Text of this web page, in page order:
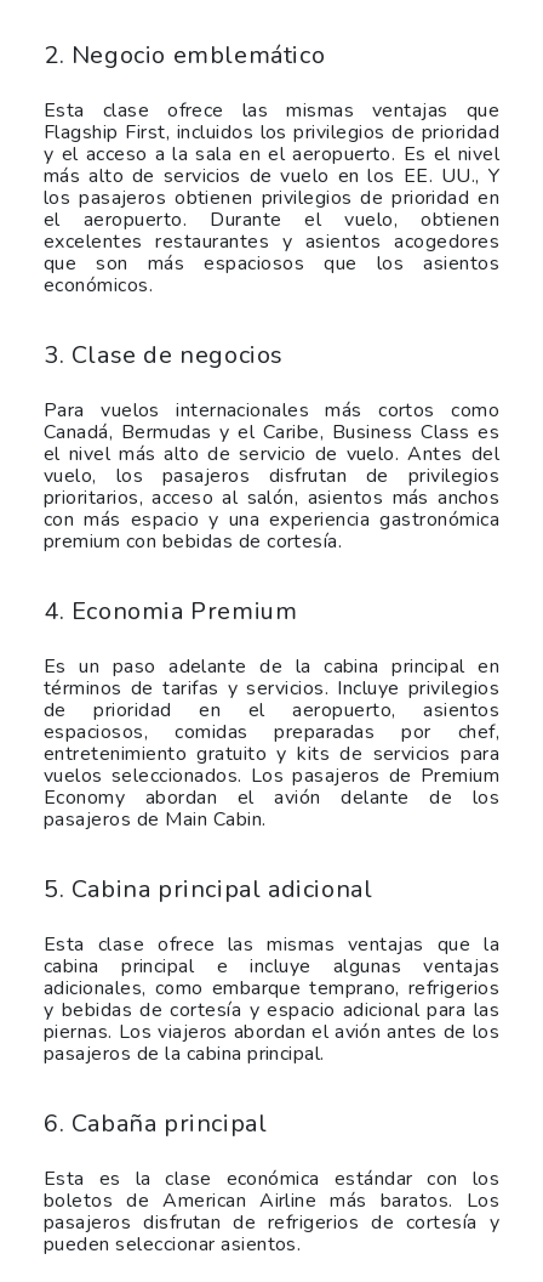
2. Negocio emblemático
Esta clase ofrece las mismas ventajas que
Flagship First, incluidos los privilegios de prioridad
y el acceso a la sala en el aeropuerto. Es el nivel
más alto de servicios de vuelo en los EE. UU., Y
los pasajeros obtienen privilegios de prioridad en
el aeropuerto. Durante el vuelo, obtienen
excelentes restaurantes y asientos acogedores
que son más espaciosos que los asientos
económicos.
3. Clase de negocios
Para vuelos internacionales más cortos como
Canadá, Bermudas y el Caribe, Business Class es
el nivel más alto de servicio de vuelo. Antes del
vuelo, los pasajeros disfrutan de privilegios
prioritarios, acceso al salón, asientos más anchos
con más espacio y una experiencia gastronómica
premium con bebidas de cortesía.
4. Economia Premium
Es un paso adelante de la cabina principal en
términos de tarifas y servicios. Incluye privilegios
de prioridad en el aeropuerto, asientos
espaciosos, comidas preparadas por chef,
entretenimiento gratuito y kits de servicios para
vuelos seleccionados. Los pasajeros de Premium
Economy abordan el avión delante de los
pasajeros de Main Cabin.
5. Cabina principal adicional
Esta clase ofrece las mismas ventajas que la
cabina principal e incluye algunas ventajas
adicionales, como embarque temprano, refrigerios
y bebidas de cortesía y espacio adicional para las
piernas. Los viajeros abordan el avión antes de los
pasajeros de la cabina principal.
6. Cabaña principal
Esta es la clase económica estándar con los
boletos de American Airline más baratos. Los
pasajeros disfrutan de refrigerios de cortesía y
pueden seleccionar asientos.